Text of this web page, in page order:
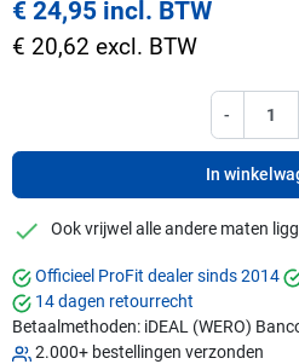
€ 24,95 incl. BTW
€ 20,62 excl. BTW
-
In
checkmark
Ook vrijwel alle andere maten
Officieel ProFit dealer sinds 2014
14 dagen retourrecht
Betaalmethoden: iDEAL (WERO)
2.000+ bestellingen verzonden